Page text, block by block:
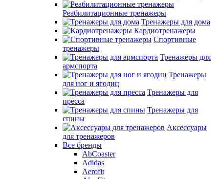
Реабилитационные тренажеры
Тренажеры для дома
Кардиотренажеры
Спортивные
тренажеры
Тренажеры для
армспорта
Тренажеры
для ног и ягодиц
Тренажеры для
пресса
Тренажеры для
спины
Аксессуары
для тренажеров
Все бренды
AbCoaster
Adidas
Aerofit